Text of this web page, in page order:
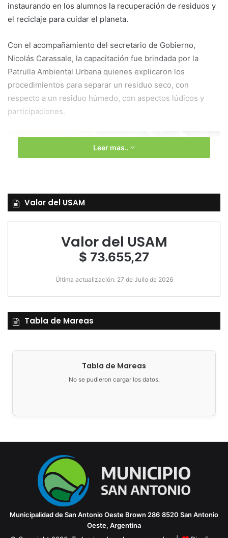
instaurando en los alumnos la recuperación de residuos y
el reciclaje para cuidar el planeta.
Con el acompañamiento del secretario de Gobierno,
Nicolás Carassale, la capacitación fue brindada por la
Patrulla Ambiental Urbana quienes explicaron los
procedimientos para separar un residuo seco, con
respecto a un residuo húmedo, con aspectos lúdicos y
participaciones.
Además, el equipo otorgó un “Punto Verde” que estará
ubicado en la mencionada Escuela para que todos los
recuperación de desechos.
Leer mas..
Valor del USAM
Valor del USAM
$ 73.655,27
Última actualización: 27 de Julio de 2026
Tabla de Mareas
Tabla de Mareas
No se pudieron cargar los datos.
Municipalidad de San Antonio Oeste Brown 286 8520 San Antonio
Oeste, Argentina